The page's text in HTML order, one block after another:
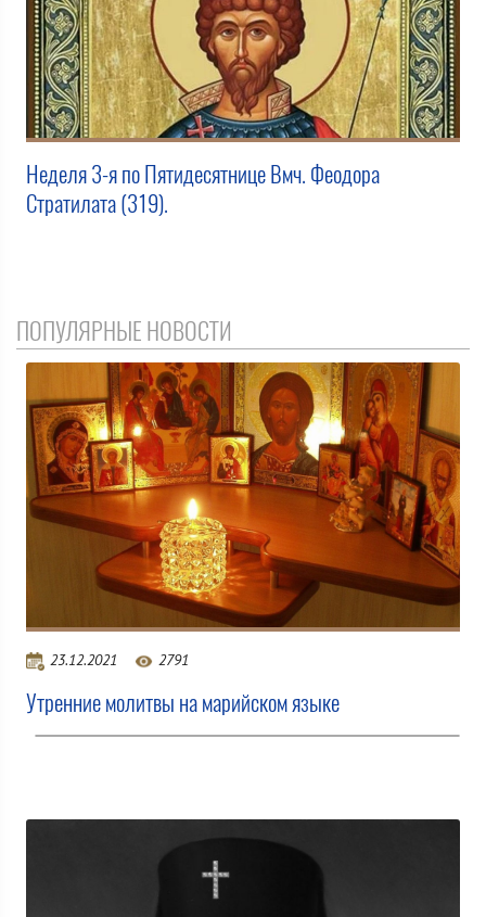
Неделя 3-я по Пятидесятнице Вмч. Феодора
Стратилата (319).
ПОПУЛЯРНЫЕ НОВОСТИ
23.12.2021 2791
Утренние молитвы на марийском языке